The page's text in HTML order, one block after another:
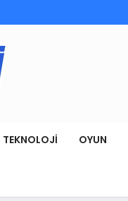
TEKNOLOJI OYUN